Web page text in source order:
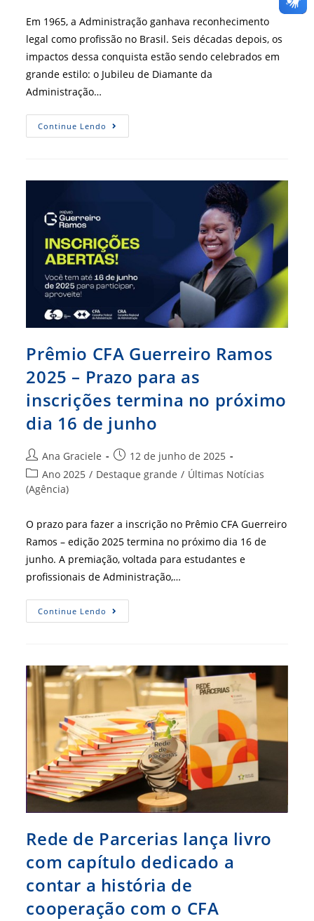
post:
Em 1965, a Administração ganhava reconhecimento
legal como profissão no Brasil. Seis décadas depois, os
impactos dessa conquista estão sendo celebrados em
grande estilo: o Jubileu de Diamante da
Administração…
Continue Lendo Jubileu
De
Da
Todo
O
Brasil
Prêmio CFA Guerreiro Ramos
2025 – Prazo para as
inscrições termina no próximo
dia 16 de junho
Autor
do
post:
Ana Graciele
Post
publicado:
12 de junho de 2025
Categoria
do
Ano 2025 / Destaque grande / Últimas Notícias
(Agência)
O prazo para fazer a inscrição no Prêmio CFA Guerreiro
Ramos – edição 2025 termina no próximo dia 16 de
junho. A premiação, voltada para estudantes e
profissionais de Administração,…
Continue Lendo Prêmio
CFA
Prazo
Para
Inscrições
Termina
No
Próximo
Dia
16
De
Junho
Rede de Parcerias lança livro
com capítulo dedicado a
contar a história de
cooperação com o CFA